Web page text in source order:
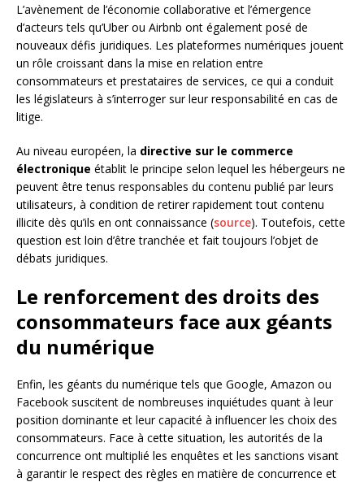
L’avènement de l’économie collaborative et l’émergence
d’acteurs tels qu’Uber ou Airbnb ont également posé de
nouveaux défis juridiques. Les plateformes numériques jouent
un rôle croissant dans la mise en relation entre
consommateurs et prestataires de services, ce qui a conduit
les législateurs à s’interroger sur leur responsabilité en cas de
litige.
Au niveau européen, la directive sur le commerce
électronique établit le principe selon lequel les hébergeurs ne
peuvent être tenus responsables du contenu publié par leurs
utilisateurs, à condition de retirer rapidement tout contenu
illicite dès qu’ils en ont connaissance (source). Toutefois, cette
question est loin d’être tranchée et fait toujours l’objet de
débats juridiques.
Le renforcement des droits des
consommateurs face aux géants
du numérique
Enfin, les géants du numérique tels que Google, Amazon ou
Facebook suscitent de nombreuses inquiétudes quant à leur
position dominante et leur capacité à influencer les choix des
consommateurs. Face à cette situation, les autorités de la
concurrence ont multiplié les enquêtes et les sanctions visant
à garantir le respect des règles en matière de concurrence et